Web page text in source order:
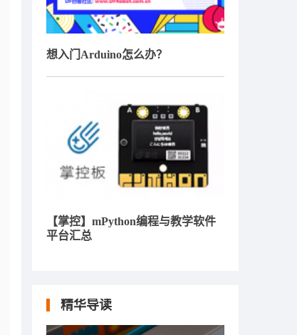
想入门Arduino怎么办？
【掌控】mPython编程与教学软件
平台汇总
精华导读